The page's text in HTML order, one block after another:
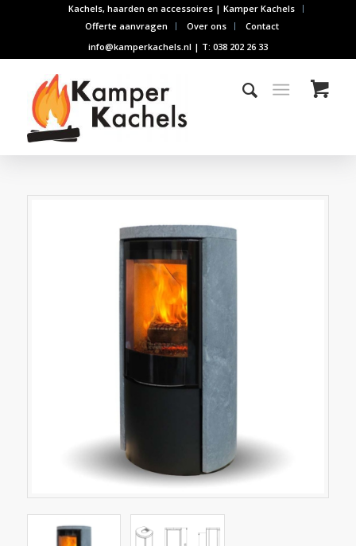
Kachels, haarden en accessoires | Kamper Kachels
Offerte aanvragen
Over ons
Contact
info@kamperkachels.nl | T: 038 202 26 33